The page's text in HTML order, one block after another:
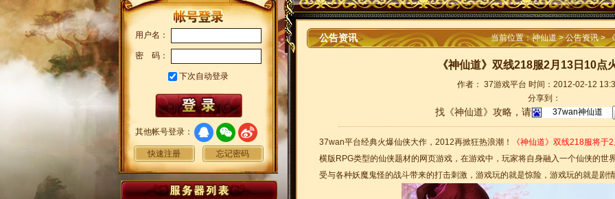
公告资讯 当前位置：神仙道> 公告资讯>
《神仙道》双线218服2月13日10点
作者： 37游戏平台 时间：2012-02-12
分享到：
找《神仙道》攻略，请
37wan平台经典火爆仙侠大作，2012再掀狂热浪潮！ 《神仙道》 双线218服将于
横版RPG类型的仙侠题材的网页游戏，在游戏中，玩家将自身融入一个仙侠的世
受与各种妖魔鬼怪的战斗带来的打击刺激，游戏玩的就是惊险，游戏玩的就是剧
用户名：
密 码：
下次自动登录
其他帐号登录：
快速注册 忘记密码